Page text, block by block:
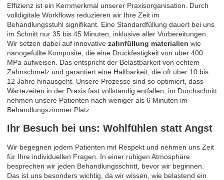
Effizienz ist ein Kernmerkmal unserer Praxisorganisation. Durch
volldigitale Workflows reduzieren wir Ihre Zeit im
Behandlungsstuhl signifikant. Eine Standardfüllung dauert bei uns
im Schnitt nur 35 bis 45 Minuten, inklusive aller Vorbereitungen.
Wir setzen dabei auf innovative zahnfüllung materialien wie
nanogefüllte Komposite, die eine Druckfestigkeit von über 400
MPa aufweisen. Das entspricht der Belastbarkeit von echtem
Zahnschmelz und garantiert eine Haltbarkeit, die oft über 10 bis
12 Jahre hinausgeht. Unsere Prozesse sind so optimiert, dass
Wartezeiten in der Praxis fast vollständig entfallen; im Durchschnitt
nehmen unsere Patienten nach weniger als 6 Minuten im
Behandlungszimmer Platz.
Ihr Besuch bei uns: Wohlfühlen statt Angst
Wir begegnen jedem Patienten mit Respekt und nehmen uns Zeit
für Ihre individuellen Fragen. In einer ruhigen Atmosphäre
besprechen wir jeden Behandlungsschritt, bevor wir beginnen.
Das ist uns besonders wichtig, da wir wissen, wie belastend ein